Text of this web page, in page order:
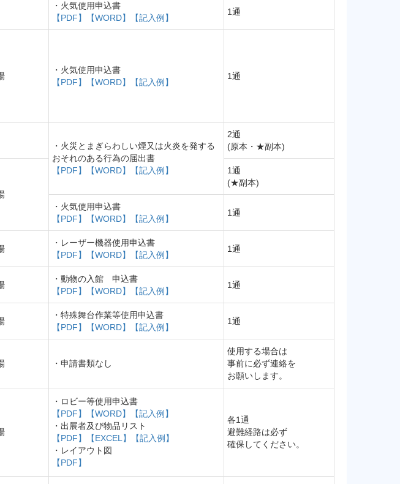
・火気使用申込書
【PDF】
【WORD】 【記入例】
1通
・火気使用申込書
【PDF】
【WORD】 【記入例】
1通
・火災とまぎらわしい煙又は火炎を発する
おそれのある行為の届出書
【PDF】
【WORD】 【記入例】
2通
(原本・★副本)
1通
(★副本)
・火気使用申込書
【PDF】
【WORD】 【記入例】
1通
・レーザー機器使用申込書
【PDF】
【WORD】 【記入例】
1通
・動物の入館 申込書
【PDF】
【WORD】 【記入例】
1通
・特殊舞台作業等使用申込書
【PDF】
【WORD】 【記入例】
1通
・申請書類なし
使用する場合は
事前に必ず連絡を
お願いします。
・ロビー等使用申込書
【PDF】
【WORD】
【記入例】
・出展者及び物品リスト
【PDF】
【EXCEL】
【記入例】
・レイアウト図
【PDF】
各1通
避難経路は必ず
確保してください。